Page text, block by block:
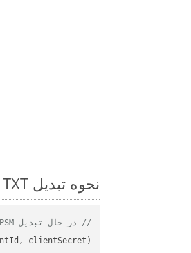
نحوه تبدیل PPSM to TXT در Net: مثال کد گام به گام
// در حال تبدیل PPSM به HTML